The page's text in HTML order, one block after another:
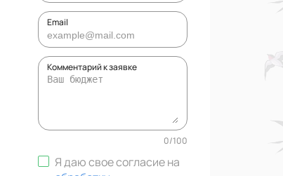
Email
Комментарий к заявке
0/100
Я даю свое согласие на